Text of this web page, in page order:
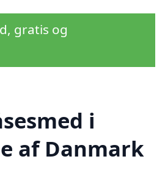
gratis og
i
af Danmark